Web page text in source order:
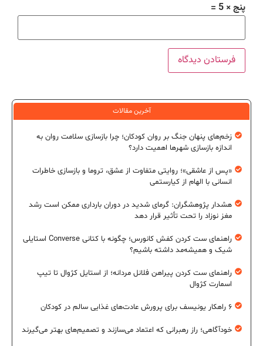
پنج × 5 =
آخرین مقالات
زخم‌های پنهان جنگ بر روان کودکان؛ چرا بازسازی سلامت روان به
اندازه بازسازی شهرها اهمیت دارد؟
«پس از عاشقی»؛ روایتی متفاوت از عشق، تروما و بازسازی خاطرات
انسانی با الهام از کیارستمی
هشدار پژوهشگران: گرمای شدید در دوران بارداری ممکن است رشد
مغز نوزاد را تحت تأثیر قرار دهد
راهنمای ست کردن کفش کانورس؛ چگونه با کتانی Converse استایلی
شیک و همیشه‌مد داشته باشیم؟
راهنمای ست کردن پیراهن فلانل مردانه؛ از استایل کژوال تا تیپ
اسمارت کژوال
۶ راهکار یونیسف برای پرورش عادت‌های غذایی سالم در کودکان
خودآگاهی؛ راز رهبرانی که اعتماد می‌سازند و تصمیم‌های بهتر می‌گیرند